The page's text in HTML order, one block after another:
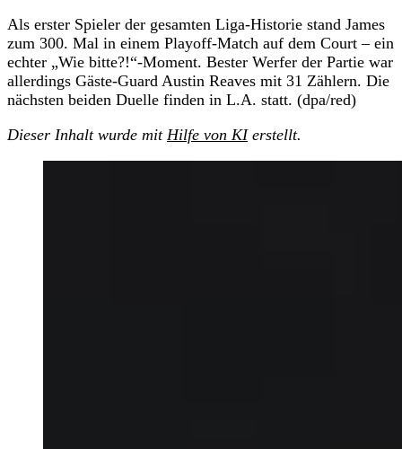
Als erster Spieler der gesamten Liga-Historie stand James
zum 300. Mal in einem Playoff-Match auf dem Court – ein
echter „Wie bitte?!“-Moment. Bester Werfer der Partie war
allerdings Gäste-Guard Austin Reaves mit 31 Zählern. Die
nächsten beiden Duelle finden in L.A. statt. (dpa/red)
Dieser Inhalt wurde mit Hilfe von KIerstellt.